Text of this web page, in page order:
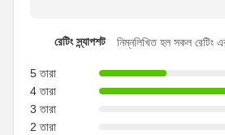
রেটিং স্ন্যাপশট নিম্নলিখিত হল সকল রেটিং
5 তারা
4 তারা
3 তারা
2 তারা